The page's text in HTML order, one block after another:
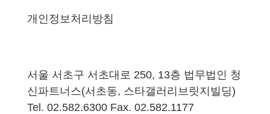
개인정보처리방침
서울 서초구 서초대로 250, 13층 법무법인 청
신파트너스(서초동, 스타갤러리브릿지빌딩)
Tel. 02.582.6300 Fax. 02.582.1177